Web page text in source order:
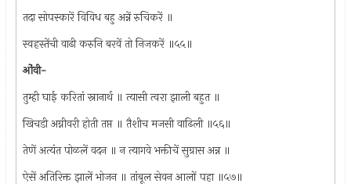
तदा सोपस्कारें विविध बहु अन्नें रुचिकरें ॥
स्वहस्तेंची वाढी करुनि बरवें तो निजकरें ॥५५॥
ओंवी-
तुम्ही घाई करितां स्नानार्थ ॥ त्यासी त्वरा झाली बहुत ॥
खिचडी अग्नीवरी होती तप्त ॥ तैशीच मजसी वाढिली ॥५६॥
तेणें अत्यंत पोळलें वदन ॥ न त्यागवे भक्तीचें सुग्रास अन्न ॥
ऐसें अतिरिक्त झालें भोजन ॥ तांबूल सेवन आलों पहा ॥५७॥